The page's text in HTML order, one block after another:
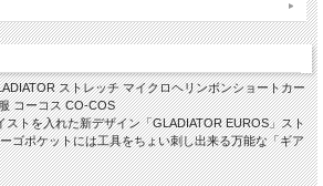
ストレッチ マイクロヘリンボンショートカー
コーコス CO-COS
ストを入れた新デザイン「GLADIATOR EUROS」スト
ゴポケットには工具をちょい刺し出来る万能な「ギア